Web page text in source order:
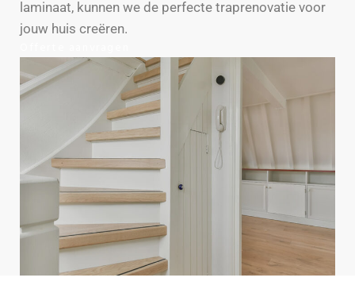
laminaat, kunnen we de perfecte traprenovatie voor
jouw huis creëren.